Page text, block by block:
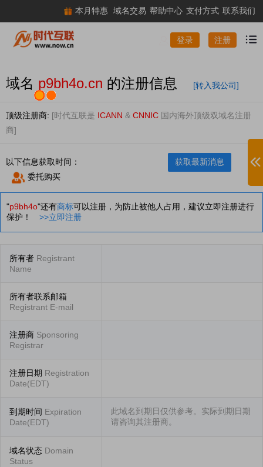
本月特惠 域名交易 帮助中心 支付方式 联系我们
登录 注册
域名 p9bh4o.cn 的注册信息 [转入我公司]
顶级注册商: [时代互联是 ICANN & CNNIC 国内海外顶级双域名注册
商]
以下信息获取时间：
获取最新消息
委托购买
"p9bh4o"还有商标可以注册，为防止被他人占用，建议立即注册进行
保护！
>>立即注册
所有者 Registrant
Name
所有者联系邮箱
Registrant E-mail
注册商 Sponsoring
Registrar
注册日期 Registration
Date(EDT)
到期时间 Expiration
Date(EDT)
此域名到期日仅供参考。实际到期日期
请咨询其注册商。
域名状态 Domain
Status